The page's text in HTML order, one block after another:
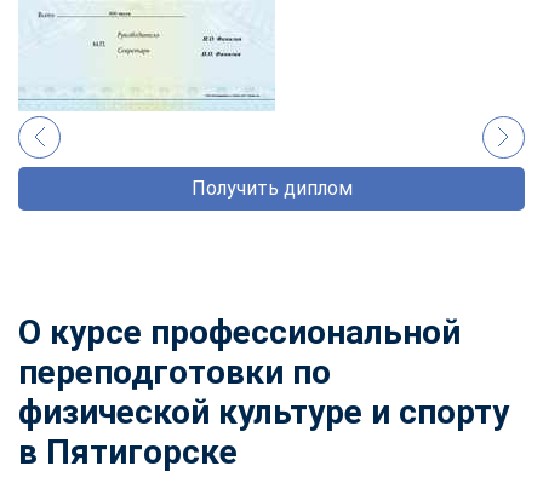
Получить диплом
О курсе профессиональной
переподготовки по
физической культуре и спорту
в Пятигорске